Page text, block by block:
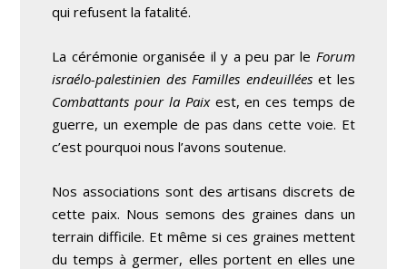
qui refusent la fatalité.
La cérémonie organisée il y a peu par le Forum
israélo-palestinien des Familles endeuilléeset les
Combattants pour la Paixest, en ces temps de
guerre, un exemple de pas dans cette voie. Et
c’est pourquoi nous l’avons soutenue.
Nos associations sont des artisans discrets de
cette paix. Nous semons des graines dans un
terrain difficile. Et même si ces graines mettent
du temps à germer, elles portent en elles une